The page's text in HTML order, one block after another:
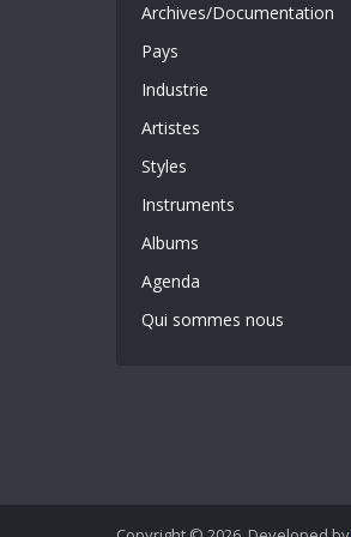
Archives/Documentation
Pays
Industrie
Artistes
Styles
Instruments
Albums
Agenda
Qui sommes nous